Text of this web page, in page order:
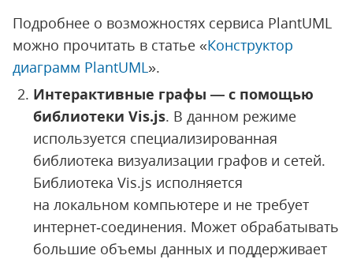
Подробнее о возможностях сервиса PlantUML
можно прочитать в статье «Конструктор
диаграмм PlantUML ».
Интерактивные графы — с помощью
библиотеки Vis.js. В данном режиме
используется специализированная
библиотека визуализации графов и сетей.
Библиотека Vis.js исполняется
на локальном компьютере и не требует
интернет‑соединения. Может обрабатывать
большие объемы данных и поддерживает